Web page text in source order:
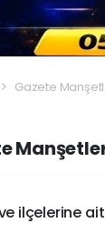
Gazete
ilçelerine